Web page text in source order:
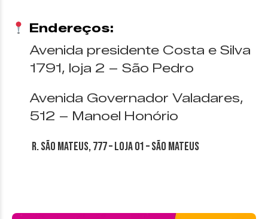
Endereços:
Avenida presidente Costa e Silva
1791, loja 2 – São Pedro
Avenida Governador Valadares,
512 – Manoel Honório
R. São Mateus, 777 – loja 01 – São Mateus